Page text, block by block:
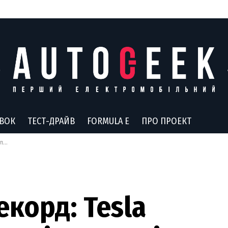
ТЕСТ-ДРАЙВ FORMULA E ПРО ПРОЕКТ
Tesla